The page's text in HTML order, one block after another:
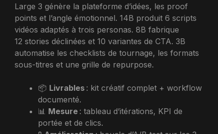
Large 3 génère la plateforme d’idées, les proof
points et l’angle émotionnel. 14B produit 6 scripts
vidéos adaptés à trois personas. 8B fabrique
12 stories déclinées et 10 variantes de CTA. 3B
automatise les checklists de tournage, les formats
sous-titres et une grille de repurpose.
📦 Livrables : kit créatif complet + workflow
documenté.
📊 Mesure : tableau d’itérations, KPI de
portée et de clics.